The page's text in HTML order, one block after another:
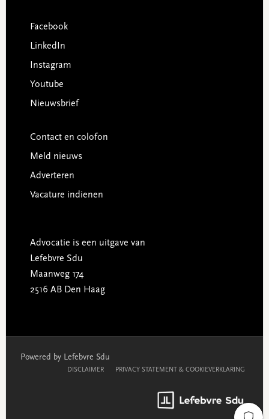
Facebook
LinkedIn
Instagram
Youtube
Nieuwsbrief
Contact en colofon
Meld nieuws
Adverteren
Vacature indienen
Advocatie is een uitgave van
Lefebvre Sdu
Maanweg 174
2516 AB Den Haag
Powered by Lefebvre Sdu
DISCLAIMER PRIVACY STATEMENT & COOKIEVERKLARING